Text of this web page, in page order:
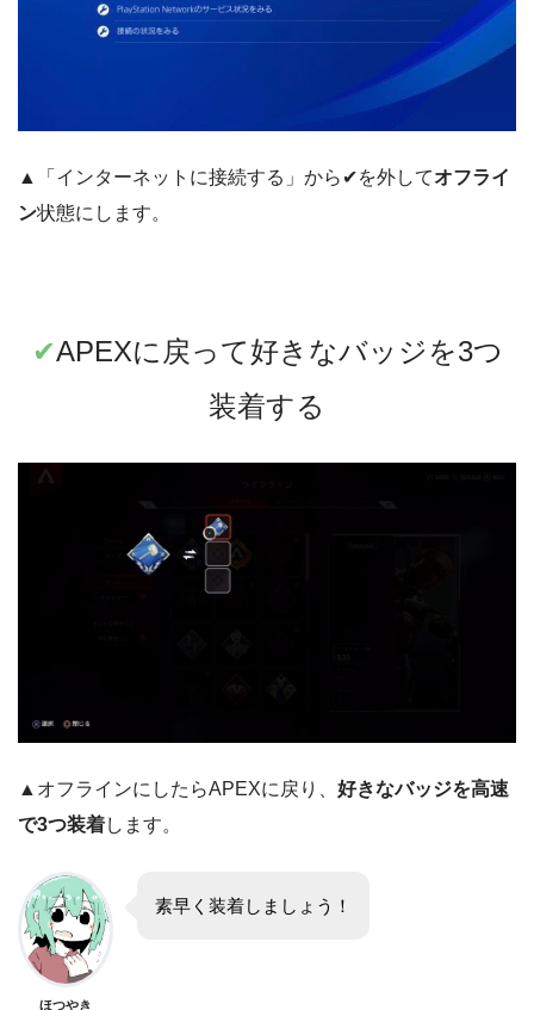
▲「インターネットに接続する」から✔︎を外してオフライ
ン状態にします。
✔︎APEXに戻って好きなバッジを3つ
装着する
▲オフラインにしたらAPEXに戻り、 好きなバッジを高速
で3つ装着します。
ほつやき
素早く装着しましょう！